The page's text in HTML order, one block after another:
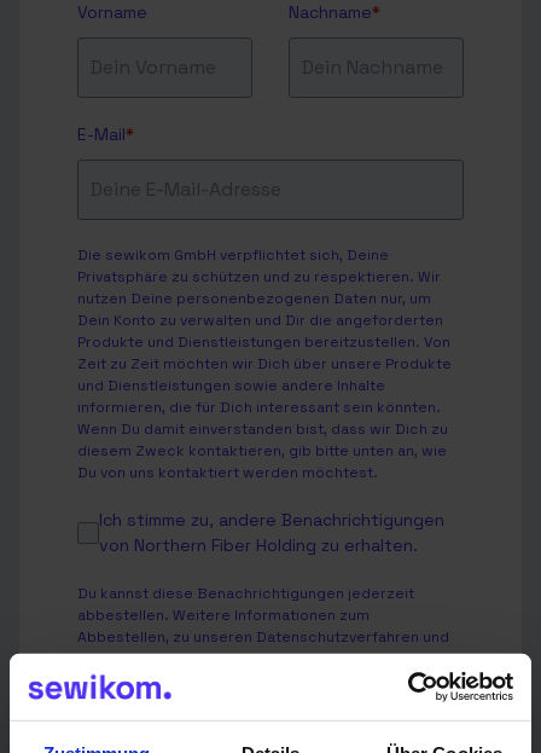
Vorname Nachname*
E-Mail*
Die sewikom GmbH verpflichtet sich, Deine
Privatsphäre zu schützen und zu respektieren. Wir
nutzen Deine personenbezogenen Daten nur, um
Dein Konto zu verwalten und Dir die angeforderten
Produkte und Dienstleistungen bereitzustellen. Von
Zeit zu Zeit möchten wir Dich über unsere Produkte
und Dienstleistungen sowie andere Inhalte
informieren, die für Dich interessant sein könnten.
Wenn Du damit einverstanden bist, dass wir Dich zu
diesem Zweck kontaktieren, gib bitte unten an, wie
Du von uns kontaktiert werden möchtest.
Ich stimme zu, andere Benachrichtigungen
von Northern Fiber Holding zu erhalten.
Du kannst diese Benachrichtigungen jederzeit
abbestellen. Weitere Informationen zum
Abbestellen, zu unseren Datenschutzverfahren und
dazu, wie wir Deine Privatsphäre schützen und
respektieren, findest Du in unserer
Datenschutzrichtlinie